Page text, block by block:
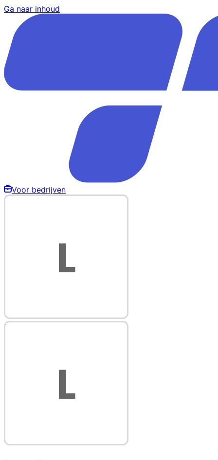
Ga naar inhoud
Voor bedrijven